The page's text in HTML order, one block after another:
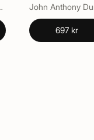
Smith, Trevor B. Williams, Walter Barta, Will Nicholas, Yael Thomas Cameron
697 kr